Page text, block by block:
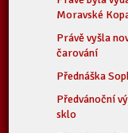
Moravské
Právě vyšla
čarování
Přednáška
Předvánoční
sklo